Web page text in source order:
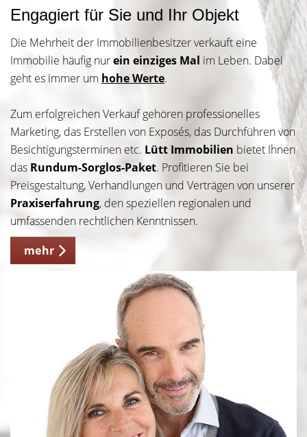
Engagiert für Sie und Ihr Objekt
Die Mehrheit der Immobilienbesitzer verkauft eine
Immobilie häufig nurein einziges Mal im Leben. Dabei
geht es immer um hohe Werte.
Zum erfolgreichen Verkauf gehören professionelles
Marketing, das Erstellen von Exposés, das Durchführen von
Besichtigungsterminen etc. Lütt Immobilien bietet Ihnen
das Rundum-Sorglos-Paket. Profitieren Sie bei
Preisgestaltung, Verhandlungen und Verträgen von unserer
Praxiserfahrung, den speziellen regionalen und
umfassenden rechtlichen Kenntnissen.
mehr